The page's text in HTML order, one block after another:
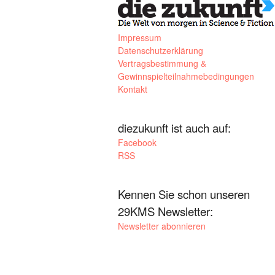
Impressum
Datenschutzerklärung
Vertragsbestimmung &
Gewinnspielteilnahmebedingungen
Kontakt
diezukunft ist auch auf:
Facebook
RSS
Kennen Sie schon unseren
29KMS Newsletter:
Newsletter abonnieren